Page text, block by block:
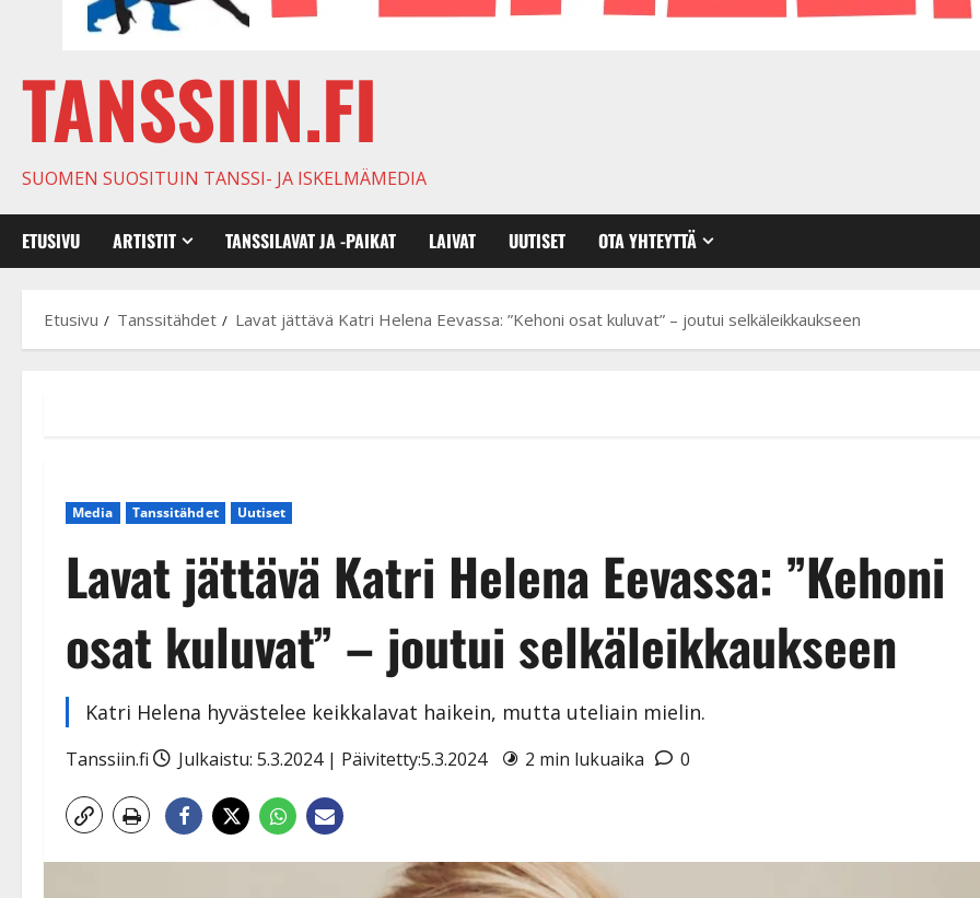
TANSSIIN.FI
SUOMEN SUOSITUIN TANSSI- JA ISKELMÄMEDIA
ETUSIVU ARTISTIT TANSSILAVAT JA -PAIKAT LAIVAT UUTISET OTA YHTEYTTÄ
Etusivu Tanssitähdet Lavat jättävä Katri Helena Eevassa: ”Kehoni osat kuluvat” – joutui selkäleikkaukseen
Media Tanssitähdet Uutiset
Lavat jättävä Katri Helena Eevassa: ”Kehoni
osat kuluvat” – joutui selkäleikkaukseen
Katri Helena hyvästelee keikkalavat haikein, mutta uteliain mielin.
Tanssiin.fi Julkaistu: 5.3.2024 | Päivitetty:5.3.2024 2 min lukuaika 0